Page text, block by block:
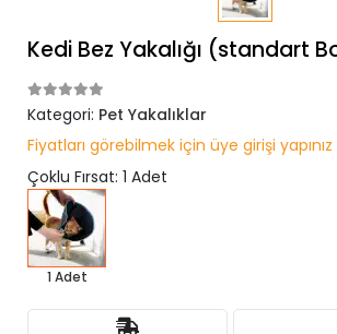
Kedi Bez Yakalığı (standart
Kategori: Pet Yakalıklar
Fiyatları görebilmek için üye girişi yapınız
Çoklu Fırsat: 1 Adet
1 Adet